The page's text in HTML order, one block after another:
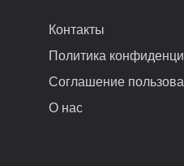
Контакты
Политика
Соглашение
О нас